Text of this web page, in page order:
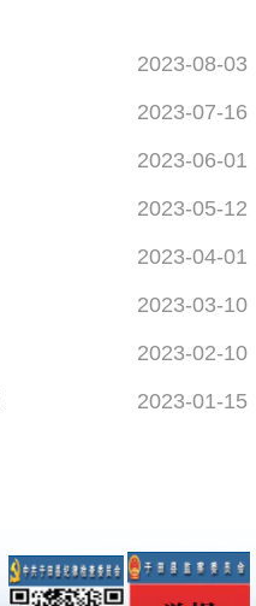
2023-08-03
2023-07-16
2023-06-01
2023-05-12
2023-04-01
2023-03-10
2023-02-10
2023-01-15